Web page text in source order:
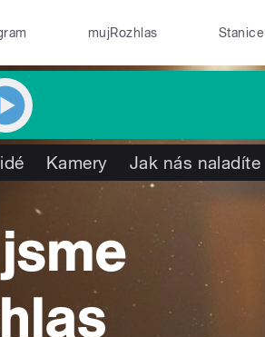
mujRozhlas Stanice
Kamery Jak nás naladíte